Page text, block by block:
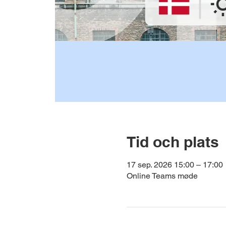
Tid och plats
17 sep. 2026 15:00 – 17:00
Online Teams møde